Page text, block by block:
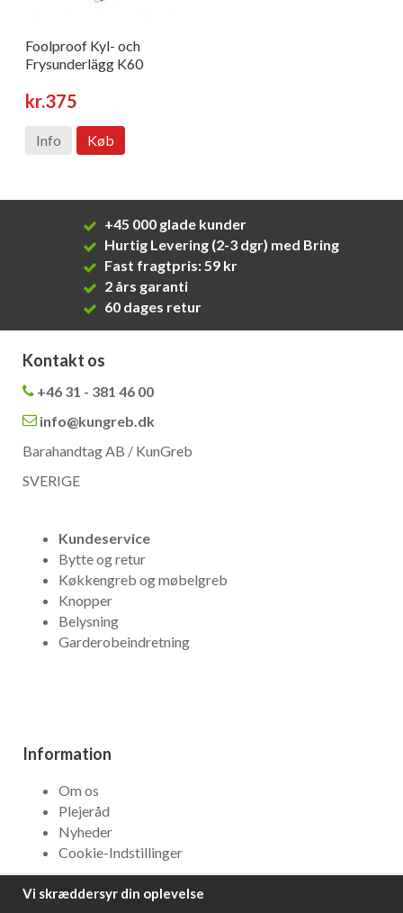
Foolproof Kyl- och
Frysunderlägg K60
kr.375
Info Køb
+45 000 glade kunder
Hurtig Levering (2-3 dgr) med Bring
Fast fragtpris: 59 kr
2 års garanti
60 dages retur
Kontakt os
+46 31 - 381 46 00
info@kungreb.dk
Barahandtag AB / KunGreb
SVERIGE
Kundeservice
Bytte og retur
Køkkengreb og møbelgreb
Knopper
Belysning
Garderobeindretning
Information
Om os
Plejeråd
Nyheder
Cookie-Indstillinger
NYHEDSBREV
Vi skræddersyr din oplevelse